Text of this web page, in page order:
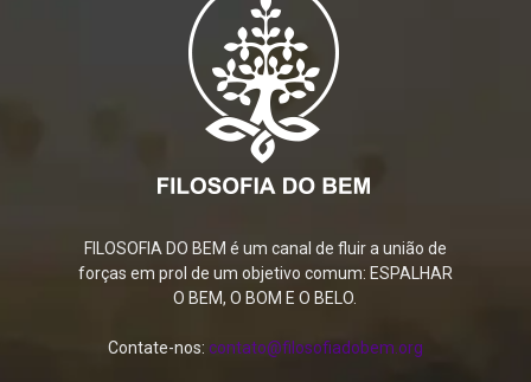
FILOSOFIA DO BEM é um canal de fluir a união de
forças em prol de um objetivo comum: ESPALHAR
O BEM, O BOM E O BELO.
Contate-nos: contato@filosofiadobem.org